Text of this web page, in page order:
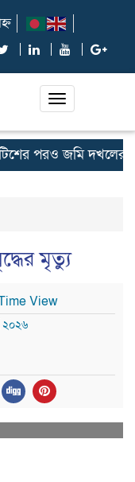
Toggle
পরও জমি দখলের
মৃত্যু
View
২০২৬